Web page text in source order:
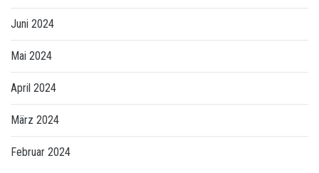
Juni 2024
Mai 2024
April 2024
März 2024
Februar 2024